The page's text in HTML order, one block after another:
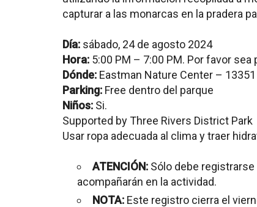
capturar a las monarcas en la pradera
Día: sábado, 24 de agosto 2024
Hora: 5:00 PM – 7:00 PM. Por favor sea
Dónde: Eastman Nature Center –
Parking: Free dentro del parque
Niños: Si.
Supported by Three Rivers District Park
Usar ropa adecuada al clima y traer
ATENCIÓN: Sólo debe
acompañarán en la actividad.
NOTA: Este registro cierra el